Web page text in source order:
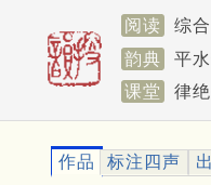
阅读 综合
韵典
平
课堂
律
作品 标注四声